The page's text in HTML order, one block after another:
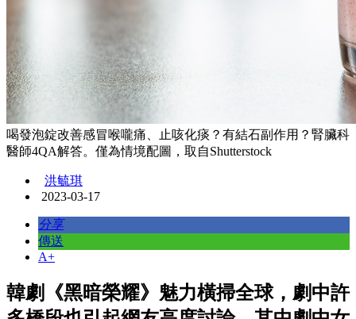
喝發泡錠改善感冒喉嚨痛、止咳化痰？有結石副作用？腎臟科
醫師4QA解答。僅為情境配圖，取自Shutterstock
洪毓琪
2023-03-17
分享
傳送
A+
韓劇《黑暗榮耀》魅力橫掃全球，劇中許